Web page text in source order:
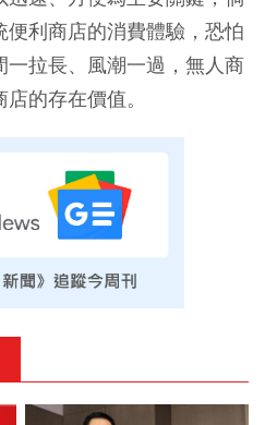
利商店的消費體驗，恐怕
拉長、風潮一過，無人商
的存在價值。